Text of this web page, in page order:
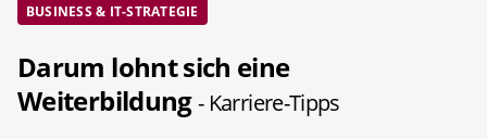
BUSINESS & IT-STRATEGIE
Darum lohnt sich eine
Weiterbildung- Karriere-Tipps